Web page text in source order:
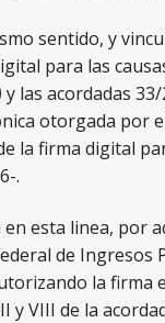
sentido, y
para las
y las acordadas
otorgada por
la firma digital
.
esta linea, por
de Ingresos
la firma
y VIII de la